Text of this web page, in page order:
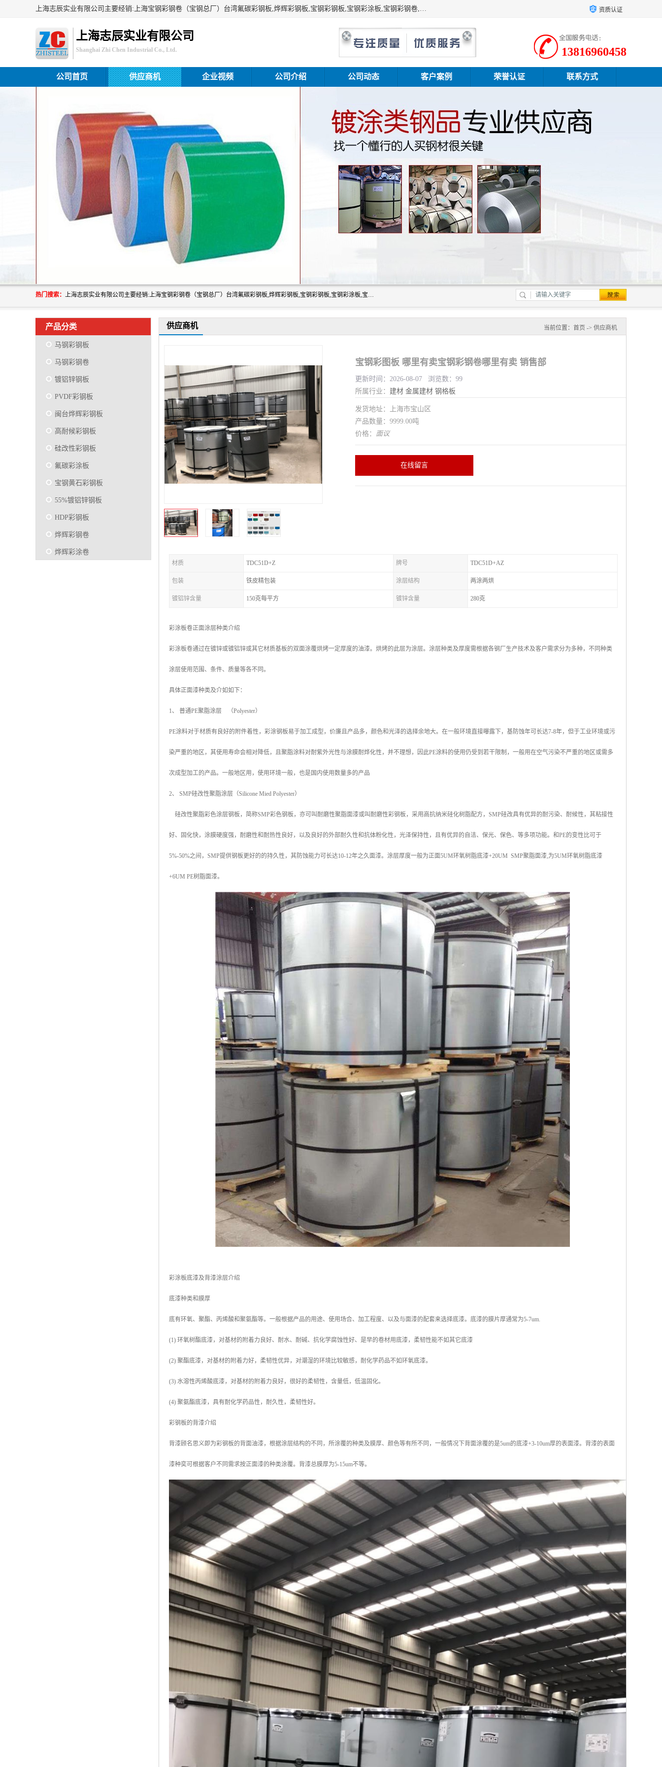
上海志辰实业有限公司主要经销:上海宝钢彩钢卷（宝钢总厂）台湾氟碳彩钢板,烨辉彩钢板,宝钢彩钢板,宝钢彩涂板,宝钢彩钢卷,马钢彩钢板,马钢彩钢卷,镀铝锌钢板,PVDF彩钢板,台湾烨辉彩钢板,高耐候彩钢板,硅改性彩钢板,规格齐全。 资质认证
上海志辰实业有限公司
Shanghai Zhi Chen Industrial Co., Ltd. 13816960458
公司首页 供应商机 企业视频 公司介绍 公司动态 客户案例 荣誉认证 联系方式
热门搜索： 上海志辰实业有限公司主要经销:上海宝钢彩钢卷（宝钢总厂）台湾氟碳彩钢板,烨辉彩钢板,宝钢彩钢板,宝钢彩涂板,宝钢彩钢卷,马钢彩钢板,马钢彩钢卷,镀铝锌钢板,PVDF彩钢板,台湾烨辉彩钢板,高耐候彩钢板,硅改性彩钢板,规格齐全。
产品分类
马钢彩钢板
马钢彩钢卷
镀铝锌钢板
PVDF彩钢板
闽台烨辉彩钢板
高耐候彩钢板
硅改性彩钢板
氟碳彩涂板
宝钢黄石彩钢板
55%镀铝锌钢板
HDP彩钢板
烨辉彩钢卷
烨辉彩涂卷
供应商机 当前位置： 首页 -> 供应商机
宝钢彩图板 哪里有卖宝钢彩钢卷哪里有卖 销售部
更新时间：2026-08-07 浏览数：99
所属行业： 建材 金属建材 钢格板
发货地址：上海市宝山区
产品数量：9999.00吨
价格： 面议
在线留言
材质 TDC51D+Z 牌号 TDC51D+AZ
包装 铁皮精包装 涂层结构 两涂两烘
镀铝锌含量 150克每平方 镀锌含量 280克
彩涂板卷正面涂层种类介绍
彩涂板卷通过在镀锌或镀铝锌或其它材质基板的双面涂覆烘烤一定厚度的油漆。烘烤的此层为涂层。涂层种类及厚度需根据各钢厂生产技术及客户需求分为多种，不同种类
涂层使用范围、条件、质量等各不同。
具体正面漆种类及介如如下：
1、 普通PE聚脂涂层 （Polyester）
PE涂料对于材质有良好的附件着性，彩涂钢板易于加工成型，价廉且产品多，颜色和光泽的选择余地大。在一般环境直接曝露下，基防蚀年可长达7-8年，但于工业环境或污
染严重的地区，其使用寿命会相对降低，且聚脂涂料对耐紫外光性与涂膜耐烨化性，并不理想，因此PE涂料的使用仍受到若干限制，一般用在空气污染不严重的地区或需多
次成型加工的产品。一般地区用，使用环境一般，也是国内使用数量多的产品
2、 SMP硅改性聚脂涂层（Silicone Mied Polyester）
硅改性聚脂彩色涂层钢板，简称SMP彩色钢板，亦可叫耐磨性聚脂面漆或叫耐磨性彩钢板，采用高抗纳米硅化树脂配方，SMP硅改具有优异的耐污染、耐候性，其粘接性
好、固化快，涂膜硬度强，耐磨性和耐热性良好，以及良好的外部耐久性和抗体粉化性，光泽保持性，且有优异的自洁、保光、保色、等多项功能。和PE的变性比可于
5%-50%之间，SMP提供钢板更好的的持久性，其防蚀能力可长达10-12年之久面漆。涂层厚度一般为正面5UM环氧树脂底漆+20UM SMP聚脂面漆,为5UM环氧树脂底漆
+6UM PE树脂面漆。
彩涂板底漆及背漆涂层介绍
底漆种类和膜厚
底有环氧、聚酯、丙烯酸和聚氨酯等。一般根据产品的用途、使用场合、加工程度、以及与面漆的配套来选择底漆。底漆的膜片厚通常为5-7um.
(1) 环氧树酯底漆，对基材的附着力良好、耐水、耐碱、抗化学腐蚀性好、是早的卷材用底漆，柔韧性能不如其它底漆
(2) 聚酯底漆，对基材的附着力好，柔韧性优异，对潮湿的环境比较敏感，耐化学药品不如环氧底漆。
(3) 水溶性丙烯酸底漆，对基材的附着力良好，很好的柔韧性，含量低，低温固化。
(4) 聚氨酯底漆，具有耐化学药品性，耐久性，柔韧性好。
彩钢板的背漆介绍
背漆顾名思义即为彩钢板的背面油漆，根据涂层结构的不同，所涂覆的种类及膜厚、颜色等有所不同，一般情况下背面涂覆的是5um的底漆+3-10um厚的表面漆。背漆的表面
漆种奕可根据客户不同需求按正面漆的种类涂覆。背漆总膜厚为5-15um不等。